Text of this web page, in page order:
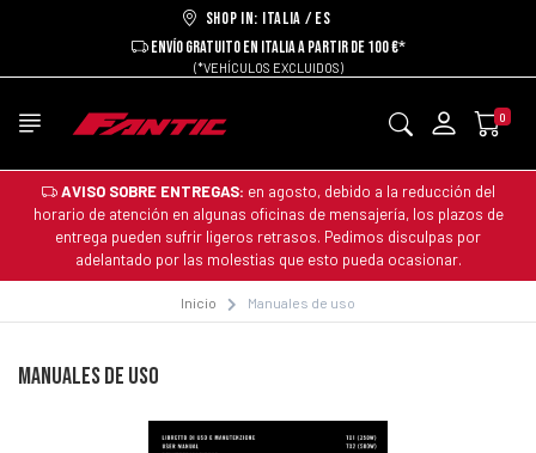
Shop in: ITALIA / ES
ENVÍO GRATUITO EN ITALIA A PARTIR DE 100 €*
(*VEHÍCULOS EXCLUIDOS)
0
AVISO SOBRE ENTREGAS: en agosto, debido a la reducción del
horario de atención en algunas oficinas de mensajería, los plazos de
entrega pueden sufrir ligeros retrasos. Pedimos disculpas por
adelantado por las molestias que esto pueda ocasionar.
Inicio Manuales de uso
MANUALES DE USO